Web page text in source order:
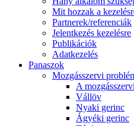
Mit hozzak a
Partnerek/referenciák
Jelentkezés kezelésre
Publikációk
Adatkezelés
Panaszok
Mozgásszervi
A
Vállöv
Nyaki gerinc
Ágyéki gerinc